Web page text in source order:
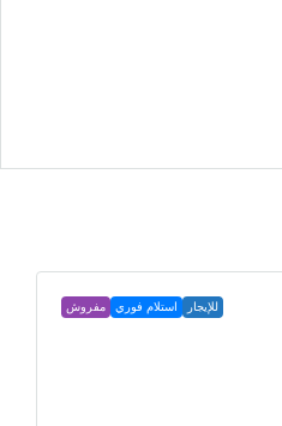
للإيجار استلام فوري مفروش